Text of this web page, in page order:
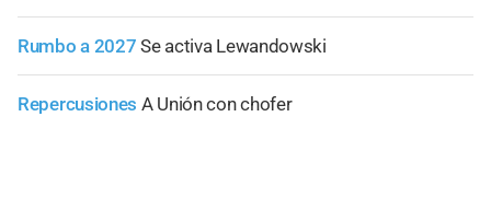
Rumbo a 2027 Se activa Lewandowski
Repercusiones A Unión con chofer